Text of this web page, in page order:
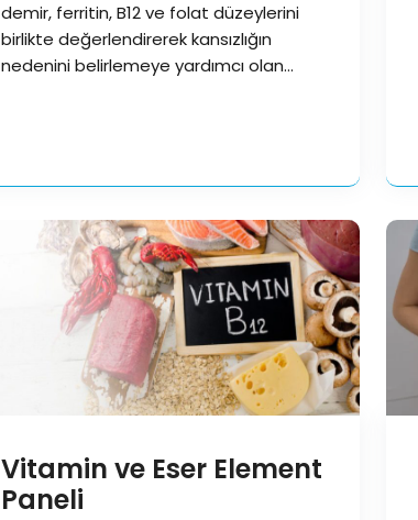
demir, ferritin, B12 ve folat düzeylerini
birlikte değerlendirerek kansızlığın
nedenini belirlemeye yardımcı olan
Vitamin ve Eser Element
Paneli